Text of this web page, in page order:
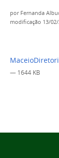
por Fernanda
modificação 13/
— 1644 KB